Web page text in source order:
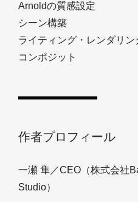
Arnoldの質感設定
シーン構築
ライティング・レンダリン
コンポジット
作者プロフィール
一瀬 隼／CEO（株式会社
Studio）